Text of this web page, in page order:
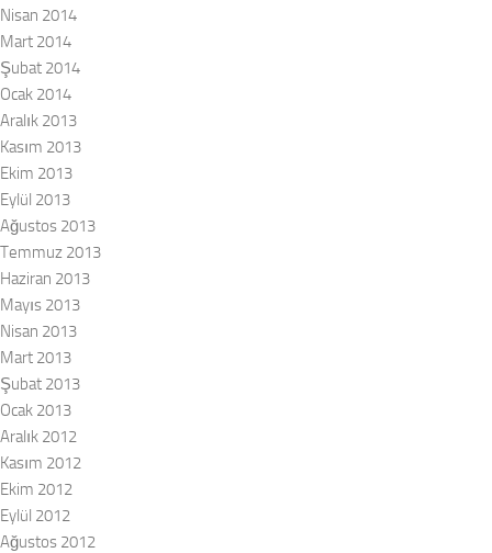
Nisan 2014
Mart 2014
Şubat 2014
Ocak 2014
Aralık 2013
Kasım 2013
Ekim 2013
Eylül 2013
Ağustos 2013
Temmuz 2013
Haziran 2013
Mayıs 2013
Nisan 2013
Mart 2013
Şubat 2013
Ocak 2013
Aralık 2012
Kasım 2012
Ekim 2012
Eylül 2012
Ağustos 2012